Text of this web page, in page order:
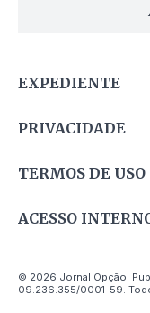
EXPEDIENTE
PRIVACIDADE
TERMOS DE USO
ACESSO
© 2026 Jornal Opção.
09.236.355/0001-59.